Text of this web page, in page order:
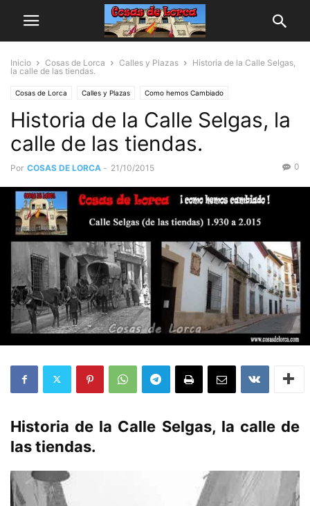
Inicio Cosas de Lorca Calles y Plazas
Historia de la Calle Selgas,
la calle de las tiendas.
Cosas de Lorca Calles y Plazas Como hemos Cambiado
Empresas y Negocios Historia
Historia de la Calle Selgas, la
calle de las tiendas.
Por COSAS DE LORCA - 21/10/2015 0
Historia de la Calle Selgas, la calle de
las tiendas.